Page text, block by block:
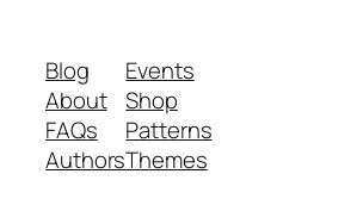
Blog
About
FAQs
Authors
Events
Shop
Patterns
Themes